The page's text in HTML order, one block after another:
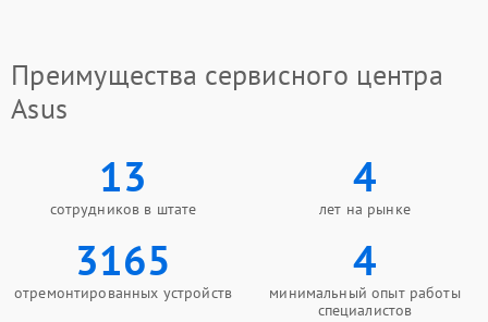
Преимущества сервисного центра
Asus
13
сотрудников в штате
4
лет на рынке
3165
отремонтированных устройств
4
минимальный опыт работы
специалистов